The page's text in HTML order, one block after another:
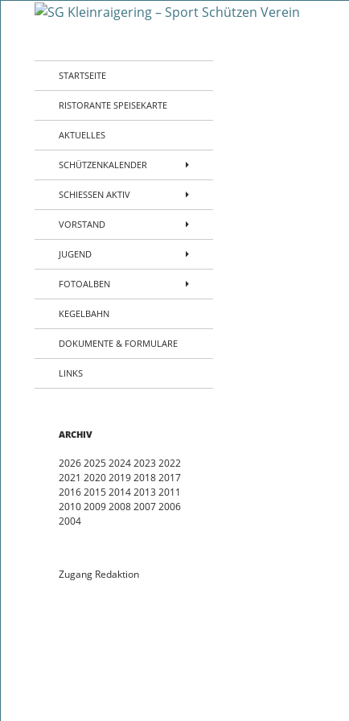
Kleinraigering – Amberg –
STARTSEITE
RISTORANTE SPEISEKARTE
AKTUELLES
SCHÜTZENKALENDER
SCHIESSEN AKTIV
VORSTAND
JUGEND
FOTOALBEN
KEGELBAHN
DOKUMENTE & FORMULARE
LINKS
ARCHIV
2026 2025 2024 2023 2022
2021 2020 2019 2018 2017
2016 2015 2014 2013 2011
2010 2009 2008 2007 2006
2004
Zugang Redaktion